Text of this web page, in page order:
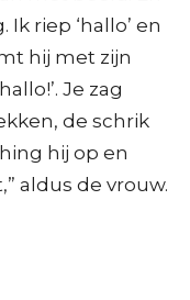
riep ‘hallo’ en
hij met zijn
Je zag
de schrik
hij op en
aldus de vrouw.